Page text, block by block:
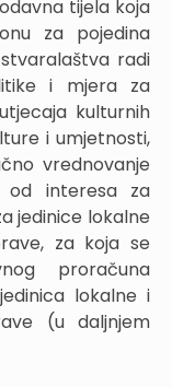
tijela koja
za pojedina
radi
i mjera za
kulturnih
i umjetnosti,
vrednovanje
interesa za
jedinice lokalne
za koja se
proračuna
lokalne i
(u daljnjem